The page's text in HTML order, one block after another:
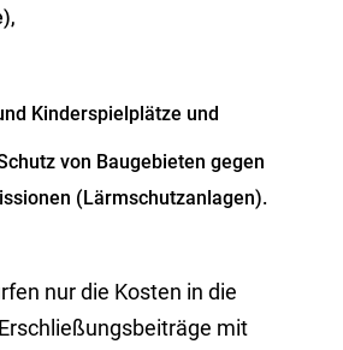
Kinderspielplätze und
von Baugebieten gegen
(Lärmschutzanlagen).
nur die Kosten in die
mit